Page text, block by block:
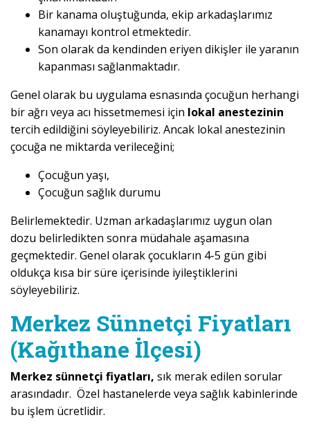
Bir kanama oluştuğunda, ekip arkadaşlarımız
kanamayı kontrol etmektedir.
Son olarak da kendinden eriyen dikişler ile yaranın
kapanması sağlanmaktadır.
Genel olarak bu uygulama esnasında çocuğun herhangi
bir ağrı veya acı hissetmemesi için lokal anestezinin
tercih edildiğini söyleyebiliriz. Ancak lokal anestezinin
çocuğa ne miktarda verileceğini;
Çocuğun yaşı,
Çocuğun sağlık durumu
Belirlemektedir. Uzman arkadaşlarımız uygun olan
dozu belirledikten sonra müdahale aşamasına
geçmektedir. Genel olarak çocukların 4-5 gün gibi
oldukça kısa bir süre içerisinde iyileştiklerini
söyleyebiliriz.
Merkez Sünnetçi Fiyatları
(Kağıthane İlçesi)
Merkez sünnetçi fiyatları, sık merak edilen sorular
arasındadır. Özel hastanelerde veya sağlık kabinlerinde
bu işlem ücretlidir.